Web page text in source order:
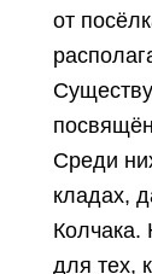
от
Среди
кладах,
для тех,